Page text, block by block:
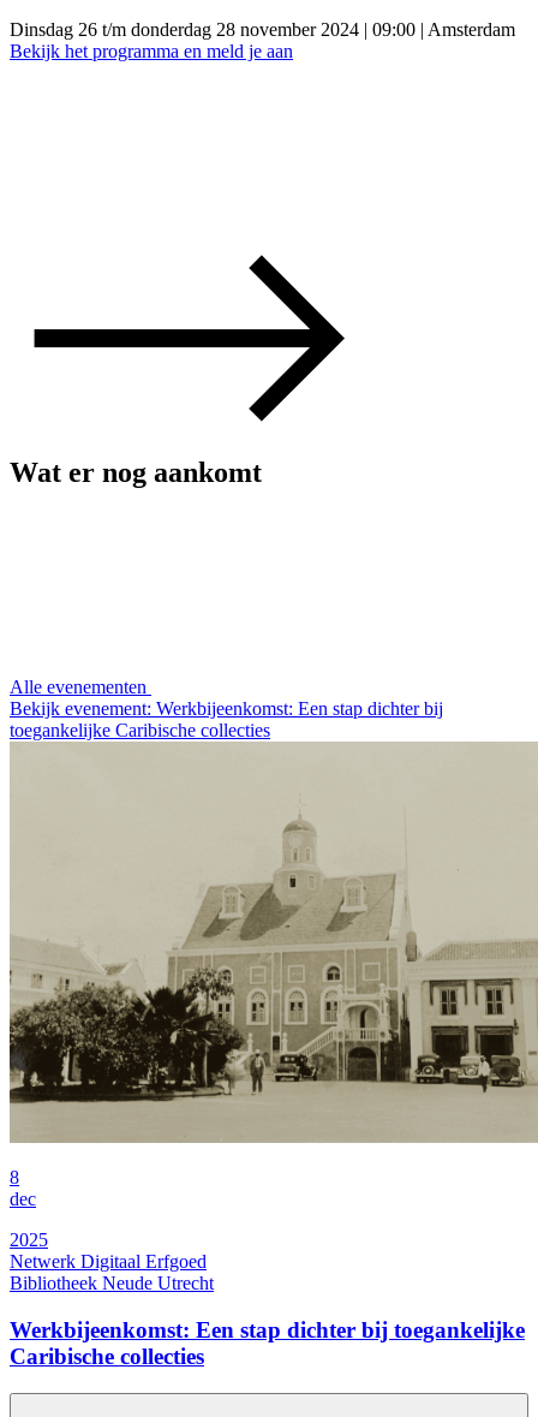
Dinsdag 26 t/m donderdag 28 november 2024 | 09:00 | Amsterdam
Bekijk het programma en meld je aan
Wat er nog aankomt
Alle evenementen
Bekijk evenement: Werkbijeenkomst: Een stap dichter bij
toegankelijke Caribische collecties
8
dec
2025
Netwerk Digitaal Erfgoed
Bibliotheek Neude Utrecht
Werkbijeenkomst: Een stap dichter bij toegankelijke
Caribische collecties